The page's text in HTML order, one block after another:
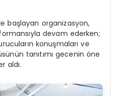
başlayan organizasyon,
devam ederken;
konuşmaları ve
tanıtımı gecenin öne
aldı.